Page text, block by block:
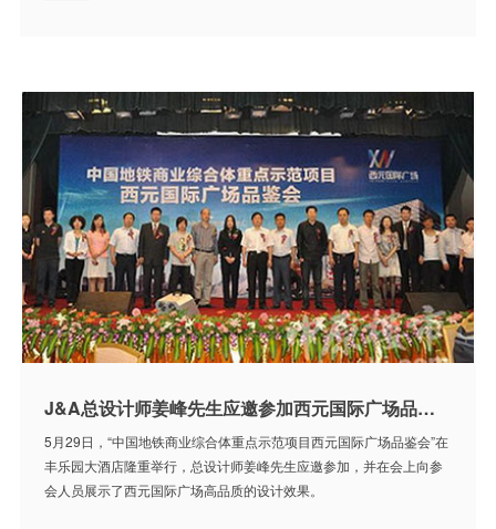
J&A总设计师姜峰先生应邀参加西元国际广场品鉴会
5月29日，“中国地铁商业综合体重点示范项目西元国际广场品鉴会”在
丰乐园大酒店隆重举行，总设计师姜峰先生应邀参加，并在会上向参
会人员展示了西元国际广场高品质的设计效果。